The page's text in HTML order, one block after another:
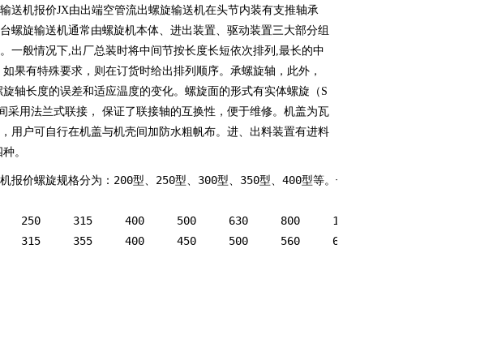
送机报价JX由出端空管流出螺旋输送机在头节内装有支推轴承
螺旋输送机通常由螺旋机本体、进出装置、驱动装置三大部分组
一般情况下,出厂总装时将中间节按长度长短依次排列,最长的中
果有特殊要求，则在订货时给出排列顺序。承螺旋轴，此外，
轴长度的误差和适应温度的变化。螺旋面的形式有实体螺旋（S
采用法兰式联接， 保证了联接轴的互换性，便于维修。机盖为瓦
用户可自行在机盖与机壳间加防水粗帆布。进、出料装置有进料
。
报价螺旋规格分为：200型、250型、300型、350型、400型等。长度可根据用户需求定制。
螺距mm	100	160	200	250	315	355	400	450	500	560	630